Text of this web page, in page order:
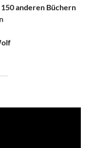
150 anderen Büchern
n